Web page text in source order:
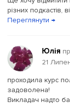
різних подкастів,
Переглянути →
Юлія
21
проходила курс
задоволена!
Викладач надто